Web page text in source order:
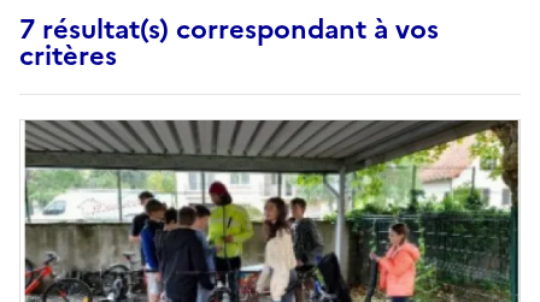
7 résultat(s) correspondant à vos
critères